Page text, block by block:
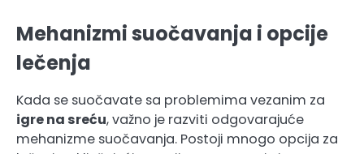
Mehanizmi suočavanja i opcije
lečenja
Kada se suočavate sa problemima vezanim za
igre na sreću, važno je razviti odgovarajuće
mehanizme suočavanja. Postoji mnogo opcija za